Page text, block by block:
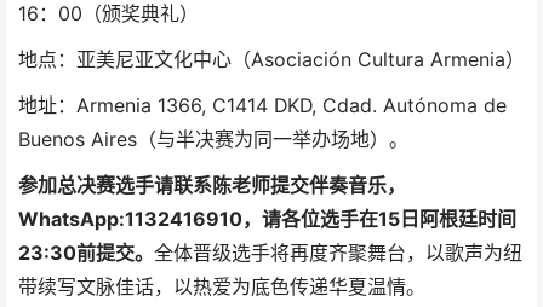
16：00（颁奖典礼）
地点：亚美尼亚文化中心（Asociación Cultura Armenia）
地址：Armenia 1366, C1414 DKD, Cdad. Autónoma de
Buenos Aires（与半决赛为同一举办场地）。
参加总决赛选手请联系陈老师提交伴奏音乐，
WhatsApp:1132416910，请各位选手在15日阿根廷时间
23:30前提交。 全体晋级选手将再度齐聚舞台，以歌声为纽
带续写文脉佳话，以热爱为底色传递华夏温情。